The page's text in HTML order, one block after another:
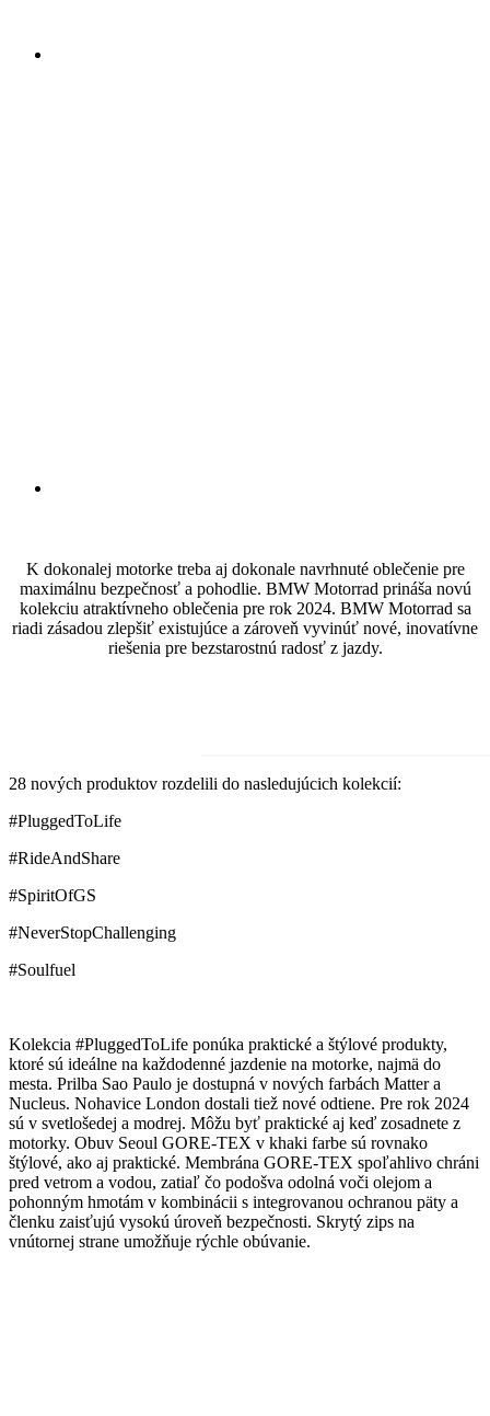
K dokonalej motorke treba aj dokonale navrhnuté oblečenie pre
maximálnu bezpečnosť a pohodlie. BMW Motorrad prináša novú
kolekciu atraktívneho oblečenia pre rok 2024. BMW Motorrad sa
riadi zásadou zlepšiť existujúce a zároveň vyvinúť nové, inovatívne
riešenia pre bezstarostnú radosť z jazdy.
28 nových produktov rozdelili do nasledujúcich kolekcií:
#PluggedToLife
#RideAndShare
#SpiritOfGS
#NeverStopChallenging
#Soulfuel
Kolekcia #PluggedToLife ponúka praktické a štýlové produkty,
ktoré sú ideálne na každodenné jazdenie na motorke, najmä do
mesta. Prilba Sao Paulo je dostupná v nových farbách Matter a
Nucleus. Nohavice London dostali tiež nové odtiene. Pre rok 2024
sú v svetlošedej a modrej. Môžu byť praktické aj keď zosadnete z
motorky. Obuv Seoul GORE-TEX v khaki farbe sú rovnako
štýlové, ako aj praktické. Membrána GORE-TEX spoľahlivo chráni
pred vetrom a vodou, zatiaľ čo podošva odolná voči olejom a
pohonným hmotám v kombinácii s integrovanou ochranou päty a
členku zaisťujú vysokú úroveň bezpečnosti. Skrytý zips na
vnútornej strane umožňuje rýchle obúvanie.